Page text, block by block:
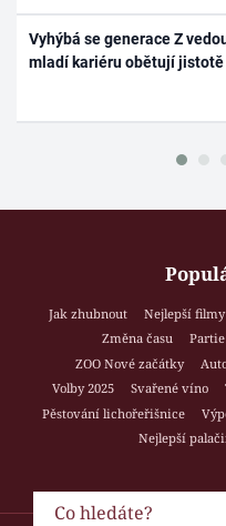
Vyhýbá se generace Z
mladí kariéru obětují jistotě
Jak zhubnout Nejlepší filmy
Změna času
Partie
ZOO Nové začátky
Volby 2025
Svařené víno
Pěstování lichořeřišnice
Nejlepší